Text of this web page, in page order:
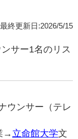
最終更新日:2026/5/15
サー1名のリス
ウンサー（テレ
→ 立命館大学文